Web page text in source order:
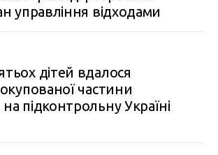
управління відходами
дітей вдалося
частини
підконтрольну Україні